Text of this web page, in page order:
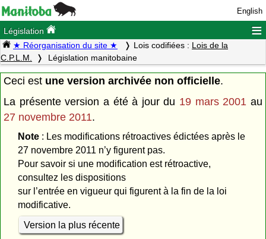
English
Législation ≡
★ Réorganisation du site ★ Lois codifiées : Lois de la
C.P.L.M.
Législation manitobaine
Ceci est une version archivée non officielle.
La présente version a été à jour du 19 mars 2001 au
27 novembre 2011.
Note: Les modifications rétroactives édictées après le
27 novembre 2011 n’y figurent pas.
Pour savoir si une modification est rétroactive,
consultez les dispositions
sur l’entrée en vigueur qui figurent à la fin de la loi
modificative.
Version la plus récente